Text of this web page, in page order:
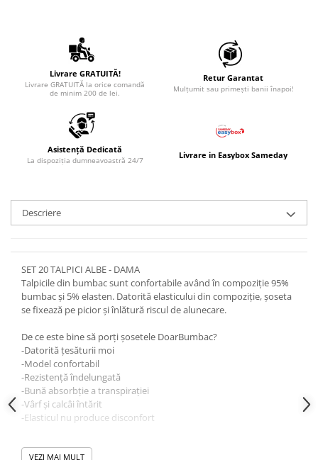
Livrare GRATUITĂ!
Livrare GRATUITĂ la orice comandă
de minim 200 de lei.
Retur Garantat
Mulțumit sau primești banii înapoi!
Asistență Dedicată
La dispoziția dumneavoastră 24/7
Livrare in Easybox Sameday
Descriere
SET 20 TALPICI ALBE - DAMA
Talpicile din bumbac sunt confortabile având în compoziție 95%
bumbac și 5% elasten. Datorită elasticului din compoziție, șoseta
se fixează pe picior și înlătură riscul de alunecare.
De ce este bine să porți șosetele DoarBumbac?
-Datorită țesăturii moi
-Model confortabil
-Rezistență îndelungată
-Bună absorbție a transpirației
-Vârf și calcâi întărit
-Elasticul nu produce disconfort
Instrucțiuni de întreținere
VEZI MAI MULT